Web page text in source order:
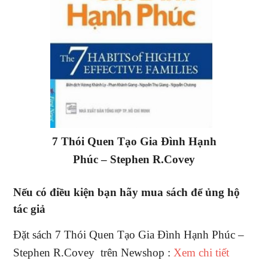
7 Thói Quen Tạo Gia Đình Hạnh
Phúc – Stephen R.Covey
Nếu có điều kiện bạn hãy mua sách để ủng hộ
tác giả
Đặt sách 7 Thói Quen Tạo Gia Đình Hạnh Phúc –
Stephen R.Covey trên Newshop :Xem chi tiết